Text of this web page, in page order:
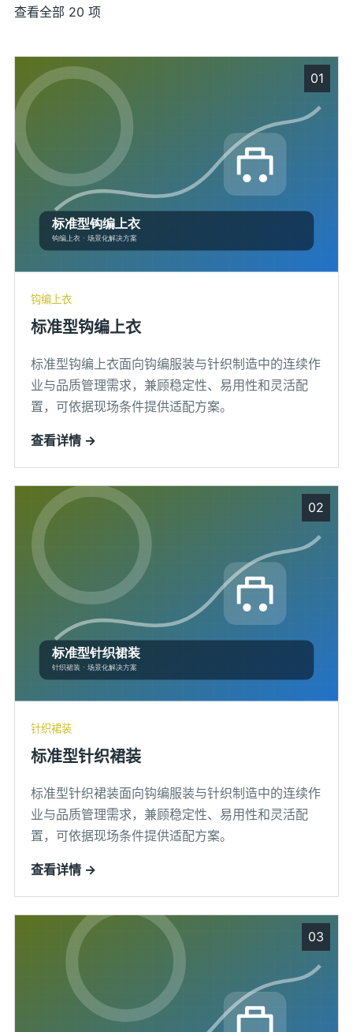
查看全部 20 项
01
钩编上衣
标准型钩编上衣
标准型钩编上衣面向钩编服装与针织制造中的连续作
业与品质管理需求，兼顾稳定性、易用性和灵活配
置，可依据现场条件提供适配方案。
查看详情 →
02
针织裙装
标准型针织裙装
标准型针织裙装面向钩编服装与针织制造中的连续作
业与品质管理需求，兼顾稳定性、易用性和灵活配
置，可依据现场条件提供适配方案。
查看详情 →
03